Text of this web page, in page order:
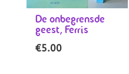
De onbegrensde
geest, Ferris
€5.00